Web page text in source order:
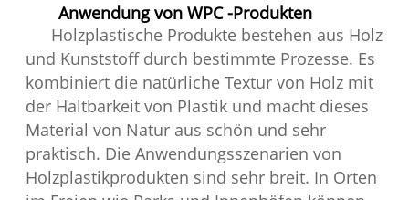
Anwendung von WPC -Produkten
Holzplastische Produkte bestehen aus Holz
und Kunststoff durch bestimmte Prozesse. Es
kombiniert die natürliche Textur von Holz mit
der Haltbarkeit von Plastik und macht dieses
Material von Natur aus schön und sehr
praktisch. Die Anwendungsszenarien von
Holzplastikprodukten sind sehr breit. In Orten